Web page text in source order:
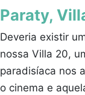
Paraty,
Deveria existir
nossa Villa 20,
paradisíaca nos
o cinema e